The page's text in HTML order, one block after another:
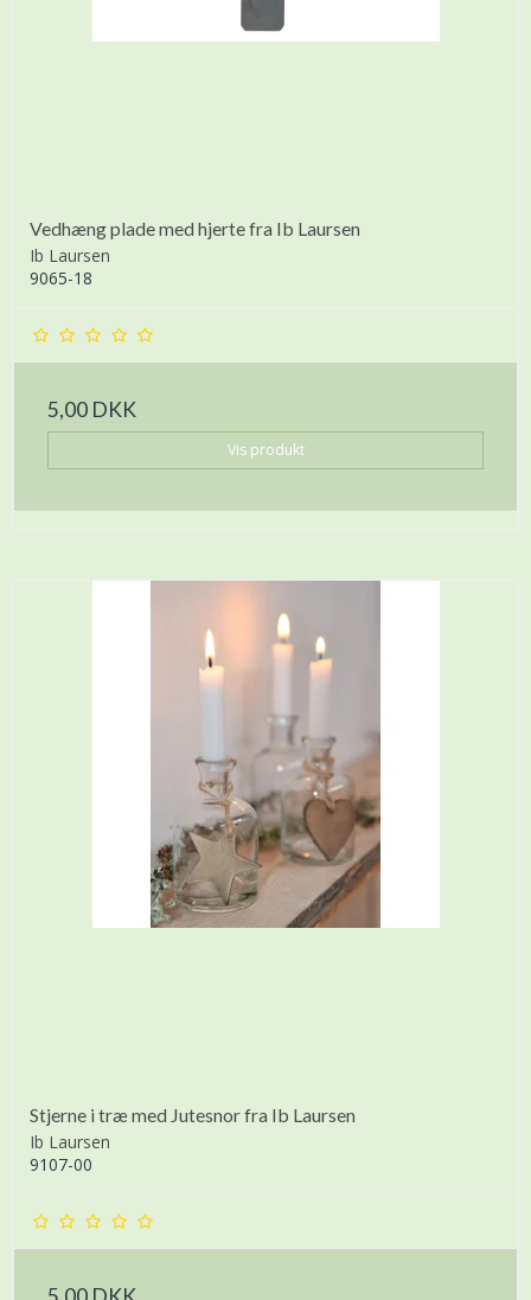
Vedhæng plade med hjerte fra Ib Laursen
Ib Laursen
9065-18
5,00 DKK
Vis produkt
Stjerne i træ med Jutesnor fra Ib Laursen
Ib Laursen
9107-00